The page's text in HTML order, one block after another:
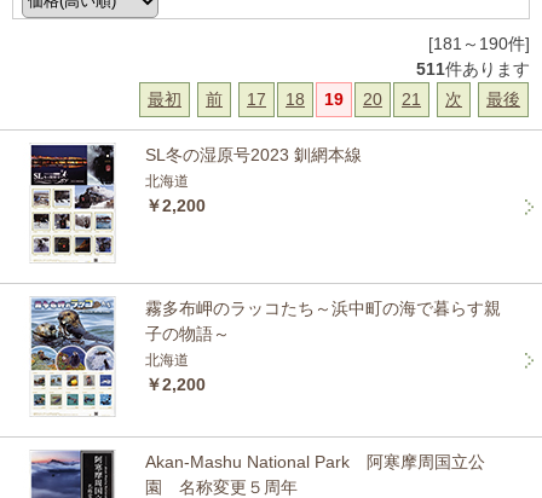
[181～190件]
511件あります
最初
前 17 18 19 20 21 次 最後
SL冬の湿原号2023 釧網本線
北海道
￥2,200
霧多布岬のラッコたち～浜中町の海で暮らす親
子の物語～
北海道
￥2,200
Akan-Mashu National Park 阿寒摩周国立公
園 名称変更５周年